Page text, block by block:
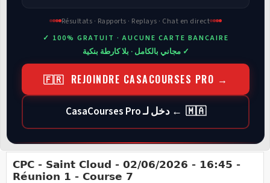
Résultats · Rapports · Replays · Chat en direct
✓ 100% GRATUIT · AUCUNE CARTE BANCAIRE
✓ مجاني بالكامل · بلا كارطة بنكية
🇫🇷 REJOINDRE CASACOURSES PRO →
🇲🇦 ← دخل لـ CasaCourses Pro
CPC - Saint Cloud - 02/06/2026 - 16:45 -
Réunion 1 - Course 7